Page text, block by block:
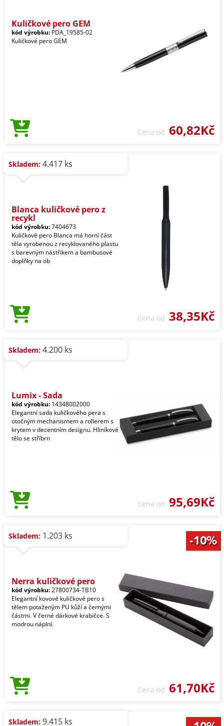
Kuličkové pero GEM
kód výrobku: PDA_19585-02
Kuličkové pero GEM
Cena od 60,82Kč
Skladem: 4.417 ks
Blanca kuličkové pero z
recykl
kód výrobku:7404673
Kuličkové pero Blanca má horní část
těla vyrobenou z recyklovaného plastu
s barevným nástřikem a bambusové
doplňky na ob
Cena od 38,35Kč
Skladem: 4.200 ks
Lumix - Sada
kód výrobku: 14348002000
Elegantní sada kuličkového pera s
otočným mechanismem a rollerem s
krytem v decentním designu. Hliníkové
tělo se stříbrn
Cena od 95,69Kč
Skladem: 1.203 ks
Nerra kuličkové pero
kód výrobku:27800734-TB10
Elegantní kovové kuličkové pero s
tělem potaženým PU kůží a černými
částmi. V černé dárkové krabičce. S
modrou náplní.
Cena od 61,70Kč
Skladem: 9.415 ks